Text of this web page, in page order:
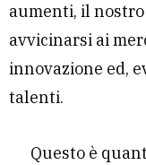
aumenti, il
avvicinarsi ai
innovazione ed,
talenti.
Questo è